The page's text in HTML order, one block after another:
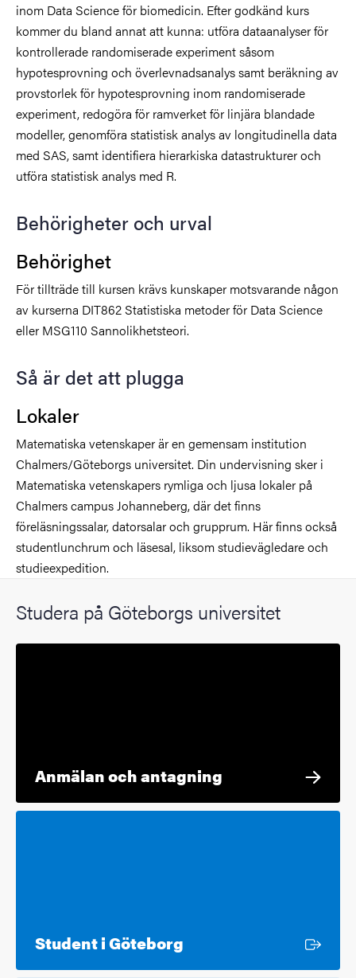
inom Data Science för biomedicin. Efter godkänd kurs
kommer du bland annat att kunna: utföra dataanalyser för
kontrollerade randomiserade experiment såsom
hypotesprovning och överlevnadsanalys samt beräkning av
provstorlek för hypotesprovning inom randomiserade
experiment, redogöra för ramverket för linjära blandade
modeller, genomföra statistisk analys av longitudinella data
med SAS, samt identifiera hierarkiska datastrukturer och
utföra statistisk analys med R.
Behörigheter och urval
Behörighet
För tillträde till kursen krävs kunskaper motsvarande någon
av kurserna DIT862 Statistiska metoder för Data Science
eller MSG110 Sannolikhetsteori.
Så är det att plugga
Lokaler
Matematiska vetenskaper är en gemensam institution
Chalmers/Göteborgs universitet. Din undervisning sker i
Matematiska vetenskapers rymliga och ljusa lokaler på
Chalmers campus Johanneberg, där det finns
föreläsningssalar, datorsalar och grupprum. Här finns också
studentlunchrum och läsesal, liksom studievägledare och
studieexpedition.
Studera på Göteborgs universitet
Anmälan och antagning
Student i Göteborg